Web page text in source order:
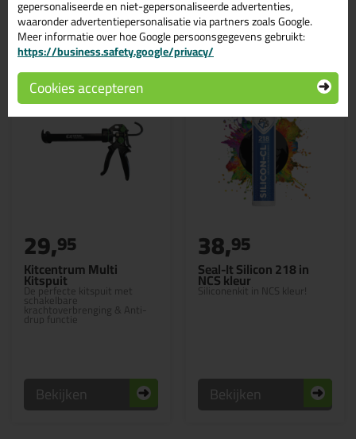
Gerelateerde producten
Kitcentrum Multi
Kitspuit
De perfecte kitspuit met
schakelbare
krachtoverbrenging & Anti-
drup functie
29,95
Bekijken
Seal-It Silicon 218 in
NCS kleur
Siliconenkit in NCS kleur!
38,95
Bekijken
gepersonaliseerde en niet-gepersonaliseerde advertenties,
waaronder advertentiepersonalisatie via partners zoals Google.
Meer informatie over hoe Google persoonsgegevens gebruikt:
https://business.safety.google/privacy/
Cookies accepteren